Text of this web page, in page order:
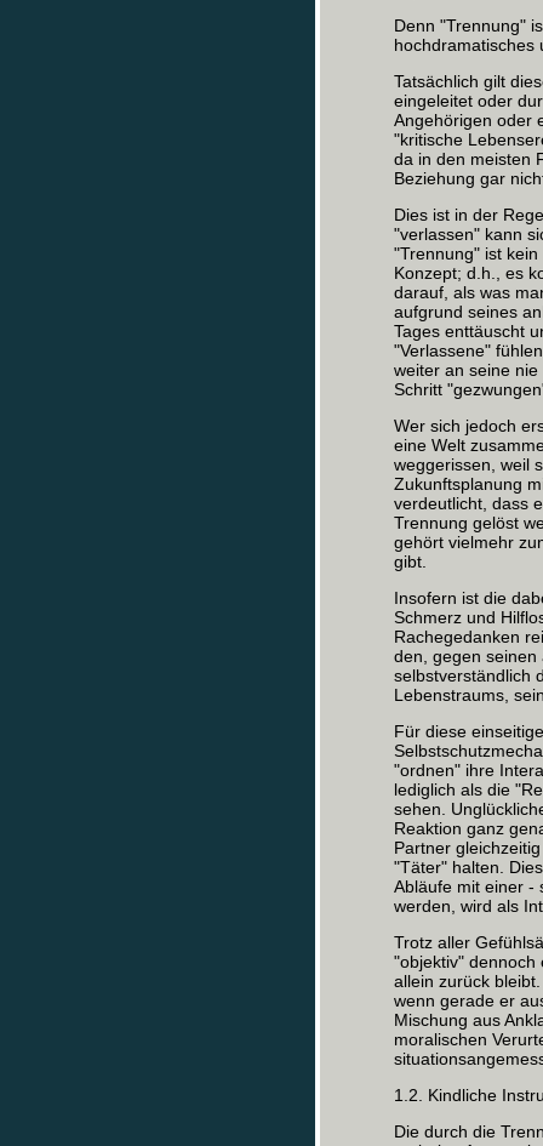
Denn "Trennung"
hochdramatisches
Tatsächlich gilt
eingeleitet oder
Angehörigen oder
"kritische
da in den meisten
Beziehung gar
Dies ist in der
"verlassen" kann
"Trennung" ist
Konzept; d.h., es
darauf, als was
aufgrund seines
Tages enttäuscht
"Verlassene"
weiter an seine
Schritt
Wer sich jedoch
eine Welt
weggerissen, weil
Zukunftsplanung
verdeutlicht, dass
Trennung gelöst
gehört vielmehr
gibt.
Insofern ist die
Schmerz und
Rachegedanken
den, gegen seinen
selbstverständlich
Lebenstraums,
Für diese
"ordnen" ihre
lediglich als die
sehen.
Reaktion ganz
Partner
"Täter" halten.
Abläufe mit einer -
werden, wird als
Trotz aller
"objektiv" dennoch
allein zurück
wenn gerade er
Mischung aus
moralischen
1.2. Kindliche
Die durch die